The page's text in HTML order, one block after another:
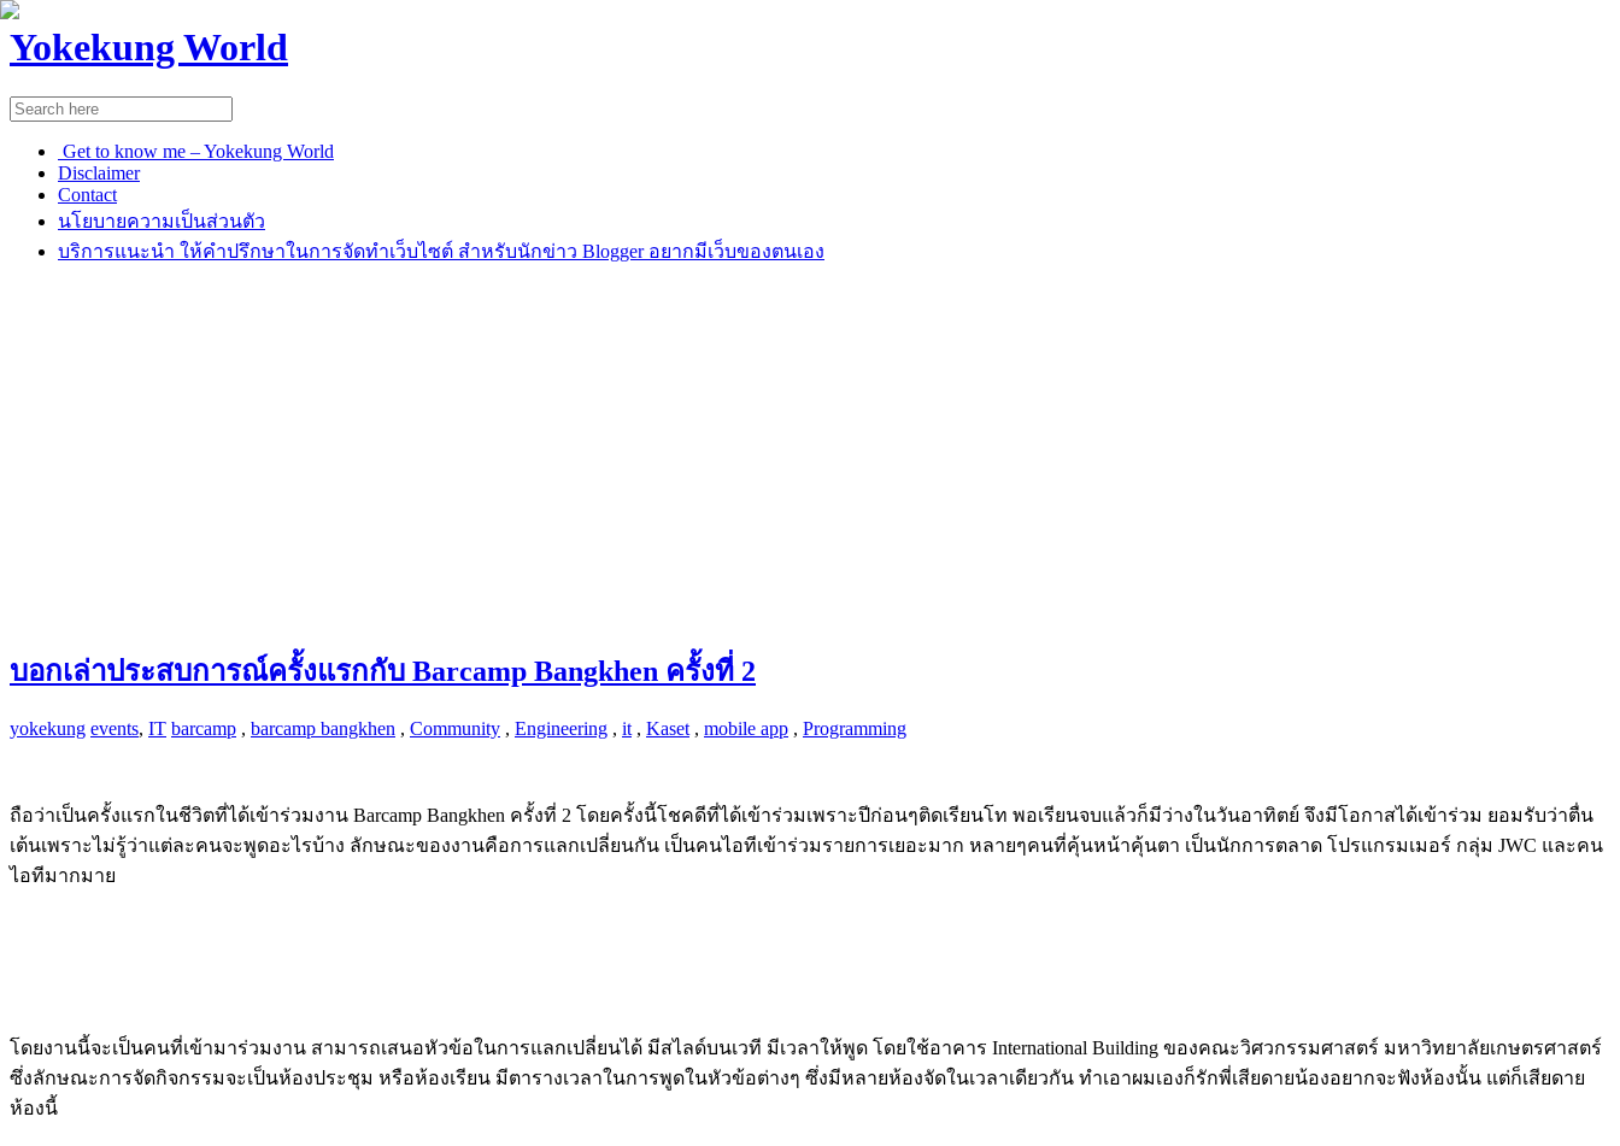
Yokekung World
Get to know me – Yokekung World
Disclaimer
Contact
นโยบายความเป็นส่วนตัว
บริการแนะนำ ให้คำปรึกษาในการจัดทำเว็บไซต์ สำหรับนักข่าว Blogger อยากมีเว็บของตนเอง
บอกเล่าประสบการณ์ครั้งแรกกับ Barcamp Bangkhen ครั้งที่ 2
yokekung events, IT barcamp , barcamp bangkhen , Community , Engineering , it , Kaset , mobile app , Programming
ถือว่าเป็นครั้งแรกในชีวิตที่ได้เข้าร่วมงาน Barcamp Bangkhen ครั้งที่ 2 โดยครั้งนี้โชคดีที่ได้เข้าร่วมเพราะปีก่อนๆติดเรียนโท พอเรียนจบแล้วก็มีว่างในวันอาทิตย์ จึงมีโอกาสได้เข้าร่วม ยอมรับว่าตื่น
เต้นเพราะไม่รู้ว่าแต่ละคนจะพูดอะไรบ้าง ลักษณะของงานคือการแลกเปลี่ยนกัน เป็นคนไอทีเข้าร่วมรายการเยอะมาก หลายๆคนที่คุ้นหน้าคุ้นตา เป็นนักการตลาด โปรแกรมเมอร์ กลุ่ม JWC และคน
ไอทีมากมาย
โดยงานนี้จะเป็นคนที่เข้ามาร่วมงาน สามารถเสนอหัวข้อในการแลกเปลี่ยนได้ มีสไลด์บนเวที มีเวลาให้พูด โดยใช้อาคาร International Building ของคณะวิศวกรรมศาสตร์ มหาวิทยาลัยเกษตรศาสตร์
ซึ่งลักษณะการจัดกิจกรรมจะเป็นห้องประชุม หรือห้องเรียน มีตารางเวลาในการพูดในหัวข้อต่างๆ ซึ่งมีหลายห้องจัดในเวลาเดียวกัน ทำเอาผมเองก็รักพี่เสียดายน้องอยากจะฟังห้องนั้น แต่ก็เสียดาย
ห้องนี้